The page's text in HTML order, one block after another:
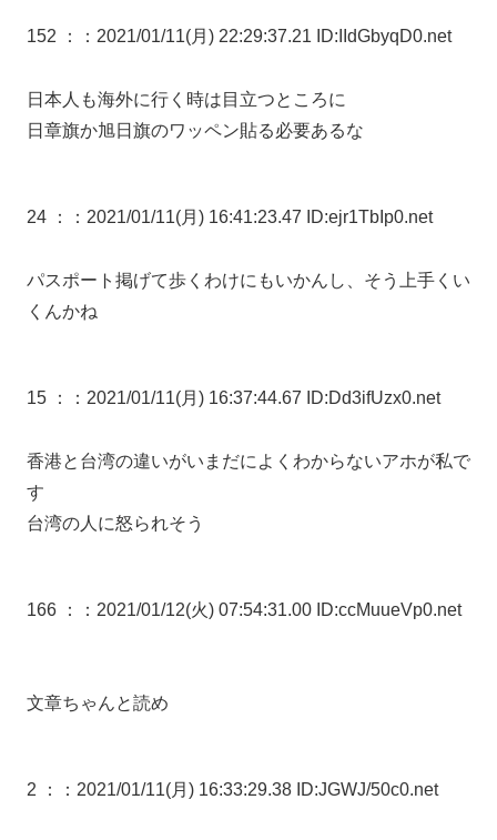
152 ： ：2021/01/11(月) 22:29:37.21 ID:IIdGbyqD0.net
日本人も海外に行く時は目立つところに
日章旗か旭日旗のワッペン貼る必要あるな
24 ： ：2021/01/11(月) 16:41:23.47 ID:ejr1TbIp0.net
パスポート掲げて歩くわけにもいかんし、そう上手くい
くんかね
15 ： ：2021/01/11(月) 16:37:44.67 ID:Dd3ifUzx0.net
香港と台湾の違いがいまだによくわからないアホが私で
す
台湾の人に怒られそう
166 ： ：2021/01/12(火) 07:54:31.00 ID:ccMuueVp0.net
文章ちゃんと読め
2 ： ：2021/01/11(月) 16:33:29.38 ID:JGWJ/50c0.net